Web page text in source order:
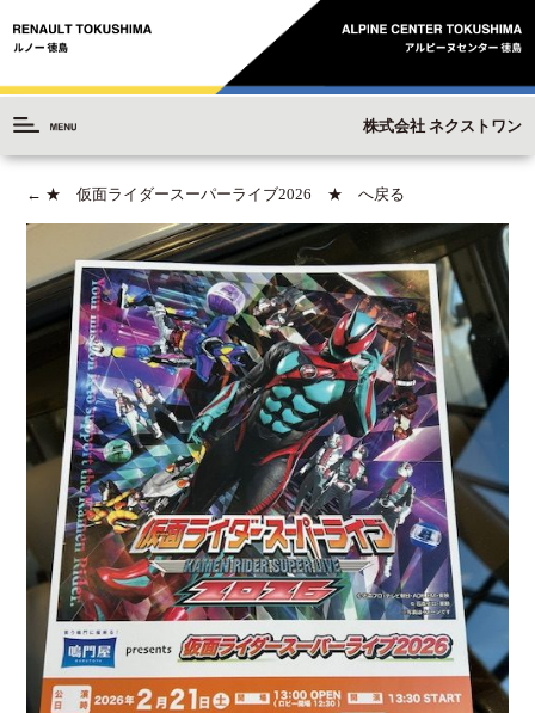
株式会社 ネクストワン
← ★ 仮面ライダースーパーライブ2026 ★ へ戻る